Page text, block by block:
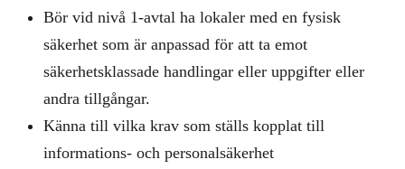
Bör vid nivå 1-avtal ha lokaler med en fysisk
säkerhet som är anpassad för att ta emot
säkerhetsklassade handlingar eller uppgifter eller
andra tillgångar.
Känna till vilka krav som ställs kopplat till
informations- och personalsäkerhet